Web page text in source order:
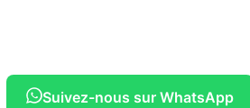
Suivez-nous sur WhatsApp